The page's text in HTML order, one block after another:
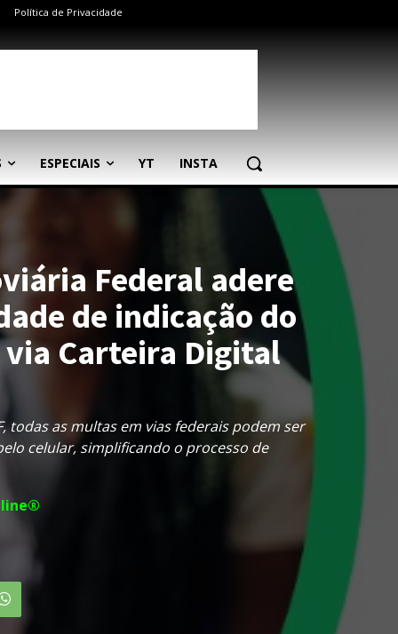
Política de Privacidade
ESPECIAIS YT INSTA
Federal adere
de indicação do
Carteira Digital
todas as multas em vias federais podem ser
celular, simplificando o processo de